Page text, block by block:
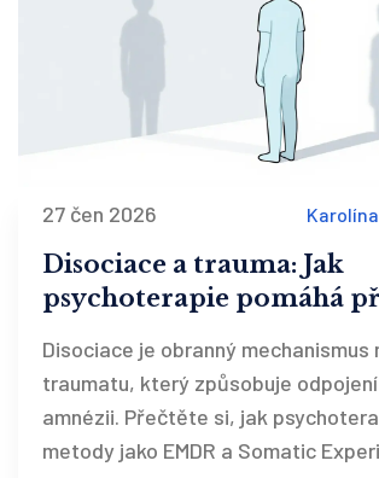
27 čen 2026
Disociace a trauma: Jak
psychoterapie pomáhá
Disociace je obranný mechanismus
traumatu, který způsobuje
amnézii. Přečtěte si, jak
metody jako EMDR a Somatic